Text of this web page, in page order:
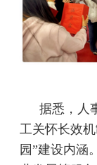
据悉，人
工关怀长效
园”建设内涵